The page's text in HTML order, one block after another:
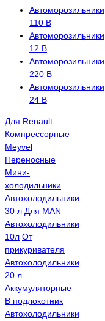
Автоморозильники
110 В
Автоморозильники
12 В
Автоморозильники
220 В
Автоморозильники
24 В
Для Renault
Компрессорные
Meyvel
Переносные
Мини-
холодильники
Автохолодильники
30 л Для MAN
Автохолодильники
10л От
прикуривателя
Автохолодильники
20 л
Аккумуляторные
В подлокотник
Автохолодильники